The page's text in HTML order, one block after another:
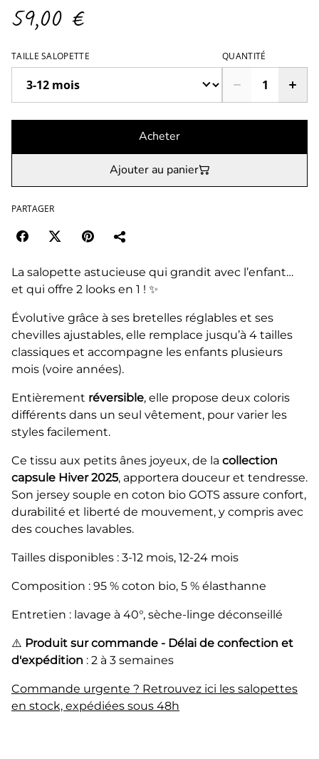
59,00 €
TAILLE SALOPETTE QUANTITÉ
Acheter
Ajouter au panier
PARTAGER
La salopette astucieuse qui grandit avec l’enfant…
et qui offre 2 looks en 1 ! ✨
Évolutive grâce à ses bretelles réglables et ses
chevilles ajustables, elle remplace jusqu’à 4 tailles
classiques et accompagne les enfants plusieurs
mois (voire années).
Entièrement réversible, elle propose deux coloris
différents dans un seul vêtement, pour varier les
styles facilement.
Ce tissu aux petits ânes joyeux, de la collection
capsule Hiver 2025, apportera douceur et tendresse.
Son jersey souple en coton bio GOTS assure confort,
durabilité et liberté de mouvement, y compris avec
des couches lavables.
Tailles disponibles : 3-12 mois, 12-24 mois
Composition : 95 % coton bio, 5 % élasthanne
Entretien : lavage à 40°, sèche-linge déconseillé
⚠️ Produit sur commande - Délai de confection et
d'expédition : 2 à 3 semaines
Commande urgente ? Retrouvez ici les salopettes
en stock, expédiées sous 48h